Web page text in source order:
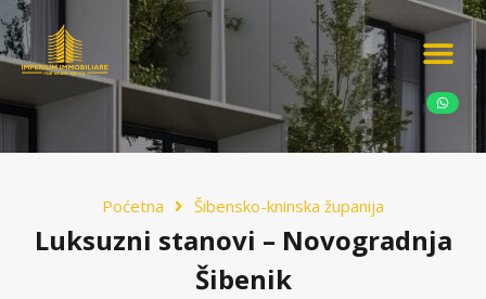
Poćetna Šibensko-kninska županija
Luksuzni stanovi – Novogradnja
Šibenik